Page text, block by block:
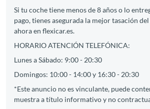
Si tu coche tiene menos de 8 años o lo
pago, tienes asegurada la mejor tasación
ahora en flexicar.es.
HORARIO ATENCIÓN TELEFÓNICA:
Lunes a Sábado: 9:00 - 20:30
Domingos: 10:00 - 14:00 y 16:30 - 20:30
*Este anuncio no es vinculante, puede
muestra a título informativo y no